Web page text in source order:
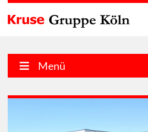
Menü